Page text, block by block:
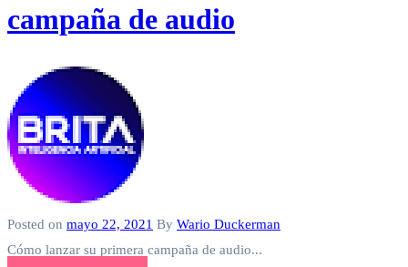
campaña de audio
Posted on mayo 22, 2021 By Wario Duckerman
Cómo lanzar su primera campaña de audio...